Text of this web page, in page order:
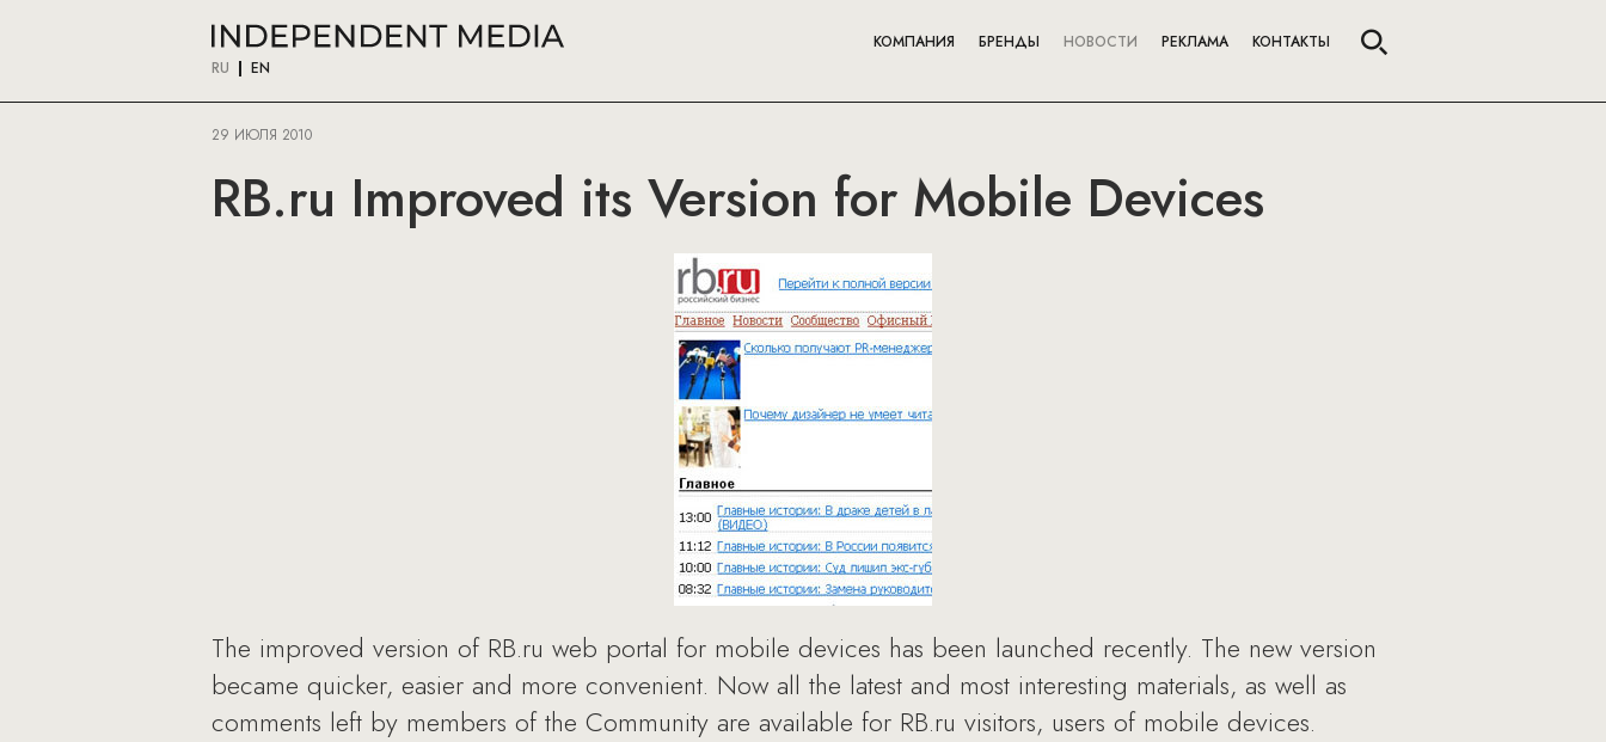
RU EN
КОМПАНИЯ БРЕНДЫ НОВОСТИ РЕКЛАМА КОНТАКТЫ
29 ИЮЛЯ 2010
RB.ru Improved its Version for Mobile Devices
The improved version of RB.ru web portal for mobile devices has been launched recently. The new version
became quicker, easier and more convenient. Now all the latest and most interesting materials, as well as
comments left by members of the Community are available for RB.ru visitors, users of mobile devices.